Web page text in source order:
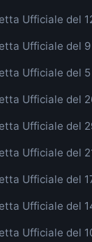
Ufficiale del
Ufficiale del
Ufficiale del
Ufficiale del
Ufficiale del
Ufficiale del
Ufficiale del
Ufficiale del
Ufficiale del